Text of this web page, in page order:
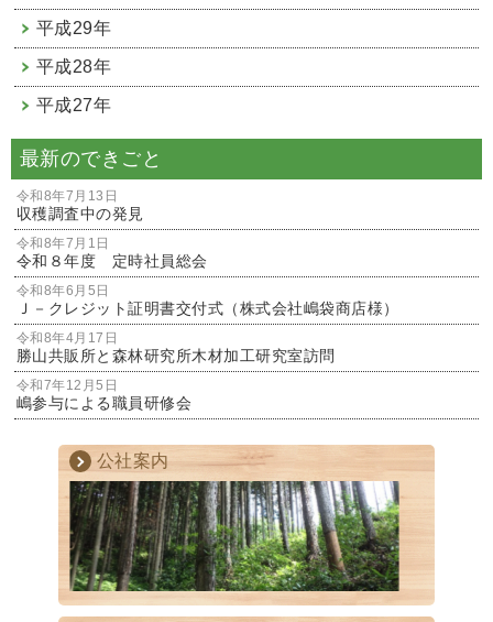
平成29年
平成28年
平成27年
最新のできごと
令和8年7月13日
収穫調査中の発見
令和8年7月1日
令和８年度 定時社員総会
令和8年6月5日
Ｊ－クレジット証明書交付式（株式会社嶋袋商店様）
令和8年4月17日
勝山共販所と森林研究所木材加工研究室訪問
令和7年12月5日
嶋参与による職員研修会
公社案内